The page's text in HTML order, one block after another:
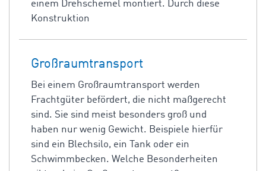
einem Drehschemel montiert. Durch diese
Konstruktion
Großraumtransport
Bei einem Großraumtransport werden
Frachtgüter befördert, die nicht maßgerecht
sind. Sie sind meist besonders groß und
haben nur wenig Gewicht. Beispiele hierfür
sind ein Blechsilo, ein Tank oder ein
Schwimmbecken. Welche Besonderheiten